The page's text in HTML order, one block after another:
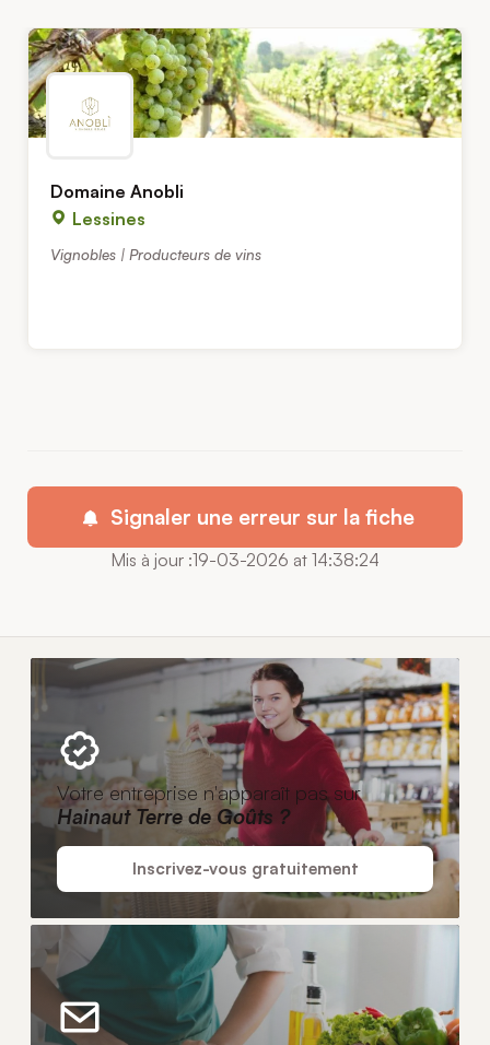
Domaine Anobli
Lessines
Vignobles | Producteurs de vins
Signaler une erreur sur la fiche
Mis à jour :19-03-2026 at 14:38:24
Votre entreprise n'apparaît pas sur
Hainaut Terre de Goûts ?
Inscrivez-vous gratuitement